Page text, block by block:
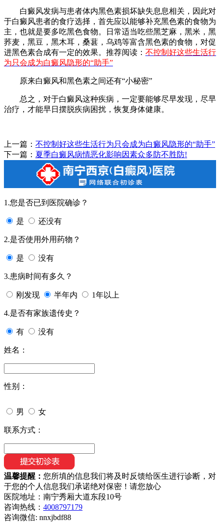
白癜风发病与患者体内黑色素损坏缺失息息相关，因此对
于白癜风患者的食疗选择，首先应以能够补充黑色素的食物为
主，也就是要多吃黑色食物。日常适当吃些黑芝麻，黑米，黑
荞麦，黑豆，黑木耳，桑葚，乌鸡等富含黑色素的食物，对促
进黑色素合成有一定的效果。推荐阅读： 不控制好这些生活行
为只会成为白癜风隐形的“助手”
原来白癜风和黑色素之间还有“小秘密”
总之，对于白癜风这种疾病，一定要能够尽早发现，尽早
治疗，才能早日摆脱疾病困扰，恢复身体健康。
上一篇： 不控制好这些生活行为只会成为白癜风隐形的“助手”
下一篇： 夏季白癜风病情恶化影响因素众多防不胜防!
1.您是否已到医院确诊？
是 还没有
2.是否使用外用药物？
是 没有
3.患病时间有多久？
刚发现 半年内 1年以上
4.是否有家族遗传史？
有 没有
姓名：
性别：
男 女
联系方式：
温馨提醒： 您所填的信息我们将及时反馈给医生进行诊断，对
于您的个人信息我们承诺绝对保密！请您放心
医院地址：南宁秀厢大道东段10号
咨询热线： 4008797179
咨询微信: nnxjbdf88